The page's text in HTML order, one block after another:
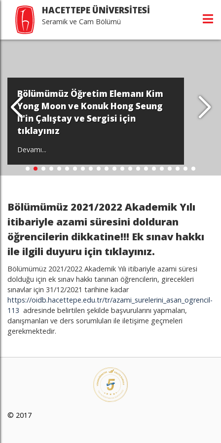
HACETTEPE ÜNİVERSİTESİ
Seramik ve Cam Bölümü
Bölümümüz Öğretim Elemanı Kim
Yong Moon ve Konuk Hong Seung
Il'in Çalıştay ve Sergisi için
tıklayınız
Devamı...
Bölümümüz 2021/2022 Akademik Yılı
itibariyle azami süresini dolduran
öğrencilerin dikkatine!!! Ek sınav hakkı
ile ilgili duyuru için tıklayınız.
Bölümümüz 2021/2022 Akademik Yılı itibariyle azami süresi
dolduğu için ek sınav hakkı tanınan öğrencilerin, girecekleri
sınavlar için 31/12/2021 tarihine kadar
https://oidb.hacettepe.edu.tr/tr/azami_surelerini_asan_ogrencil-
113 adresinde belirtilen şekilde başvurularını yapmaları,
danışmanları ve ders sorumluları ile iletişime geçmeleri
gerekmektedir.
© 2017